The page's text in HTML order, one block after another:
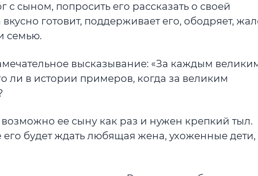
с сыном, попросить его рассказать о своей
готовит, поддерживает его, ободряет,
семью.
высказывание: «За каждым
ли в истории примеров, когда за великим
возможно ее сыну как раз и нужен крепкий тыл.
будет ждать любящая жена, ухоженные дети,